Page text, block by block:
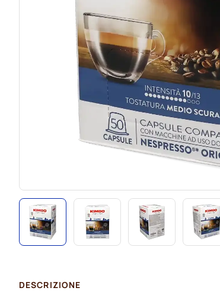
DESCRIZIONE